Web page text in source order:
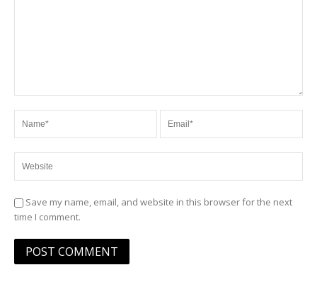
Save my name, email, and website in this browser for the next
time I comment.